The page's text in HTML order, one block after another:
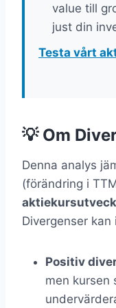
value till
just din
Testa vårt
💡 Om
Denna analys
(förändring i
Divergenser kan
Positiv
men kursen